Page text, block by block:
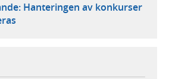
Hanteringen av konkurser